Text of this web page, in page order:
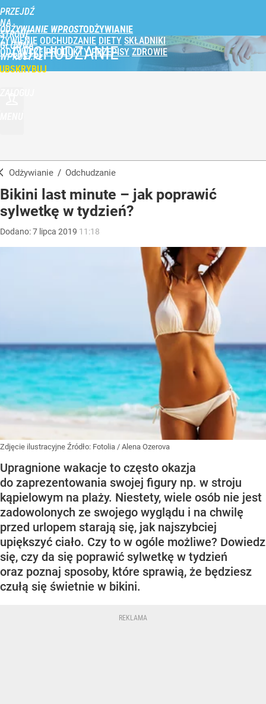
PRZEJDŹ
NA
STRONĘ
GŁÓWNĄ
WPROST.PL
ODŻYWIANIE WPROST
ŻYWIENIE ODCHUDZANIE DIETY SKŁADNIKI
ODŻYWCZE PRODUKTY PRZEPISY ZDROWIE
ODCHUDZANIE
Odżywianie / Odchudzanie
Bikini last minute – jak poprawić
sylwetkę w tydzień?
Dodano:7 lipca 2019 11:18
Zdjęcie ilustracyjne Źródło: Fotolia / Alena Ozerova
Upragnione wakacje to często okazja
do zaprezentowania swojej figury np. w stroju
kąpielowym na plaży. Niestety, wiele osób nie jest
zadowolonych ze swojego wyglądu i na chwilę
przed urlopem starają się, jak najszybciej
upiększyć ciało. Czy to w ogóle możliwe? Dowiedz
się, czy da się poprawić sylwetkę w tydzień
oraz poznaj sposoby, które sprawią, że będziesz
czułą się świetnie w bikini.